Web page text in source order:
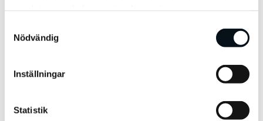
Nödvändig
Inställningar
Statistik
Hreflang